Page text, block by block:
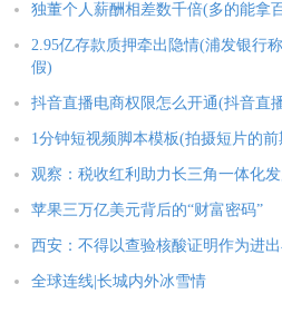
独董个人薪酬相差数千倍(多的能拿
2.95亿存款质押牵出隐情(浦发银行
假)
抖音直播电商权限怎么开通(抖音直
1分钟短视频脚本模板(拍摄短片的前
观察：税收红利助力长三角一体化
苹果三万亿美元背后的“财富密码”
西安：不得以查验核酸证明作为进
全球连线|长城内外冰雪情